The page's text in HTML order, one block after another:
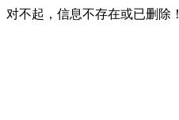
对不起，信息不存在或已删除！